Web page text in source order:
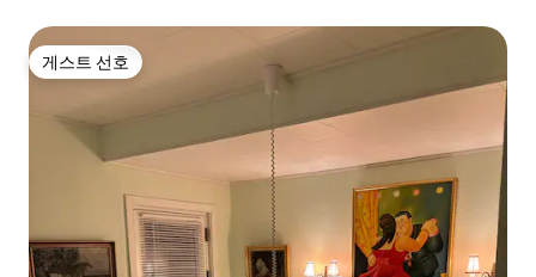
게스트 선호
게스트 선호